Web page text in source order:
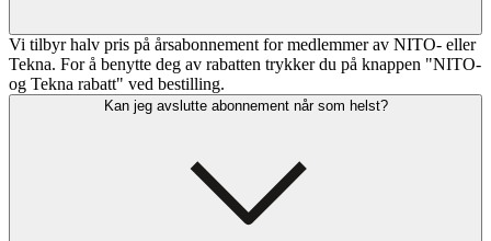
Vi tilbyr halv pris på årsabonnement for medlemmer av NITO- eller
Tekna. For å benytte deg av rabatten trykker du på knappen "NITO-
og Tekna rabatt" ved bestilling.
Kan jeg avslutte abonnement når som helst?